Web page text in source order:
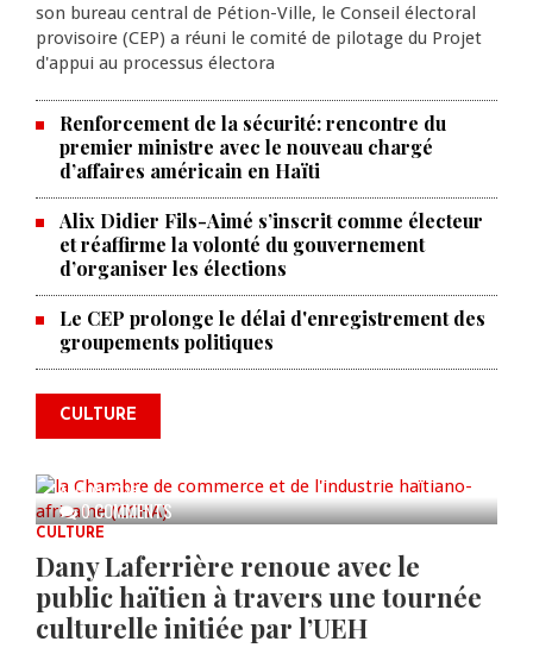
son bureau central de Pétion-Ville, le Conseil électoral
provisoire (CEP) a réuni le comité de pilotage du Projet
d'appui au processus électora
Renforcement de la sécurité: rencontre du
premier ministre avec le nouveau chargé
d’affaires américain en Haïti
Alix Didier Fils-Aimé s’inscrit comme électeur
et réaffirme la volonté du gouvernement
d’organiser les élections
Le CEP prolonge le délai d'enregistrement des
groupements politiques
CULTURE
0 COMMENTS
La Chambre de commerce et de
l'industrie haïtiano-africaine
annonce des activités pour
commémorer le 235e
anniversaire de la cérémonie du
AUG 05, 2026
CULTURE
Dany Laferrière renoue avec le
public haïtien à travers une tournée
culturelle initiée par l’UEH